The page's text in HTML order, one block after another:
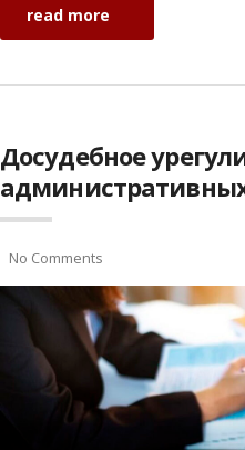
read more
Досудебное
No Comments